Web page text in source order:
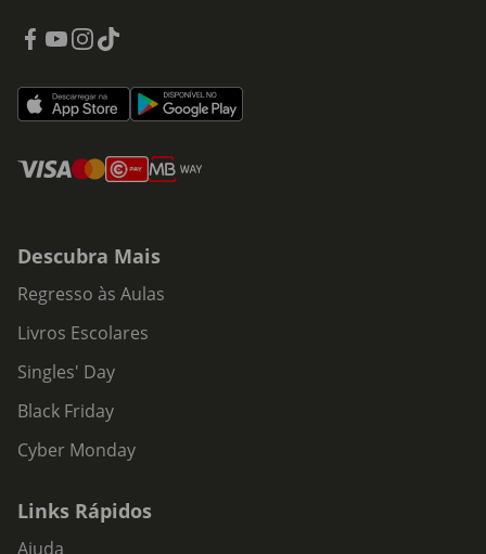
Descubra Mais
Regresso às Aulas
Livros Escolares
Singles' Day
Black Friday
Cyber Monday
Links Rápidos
Ajuda